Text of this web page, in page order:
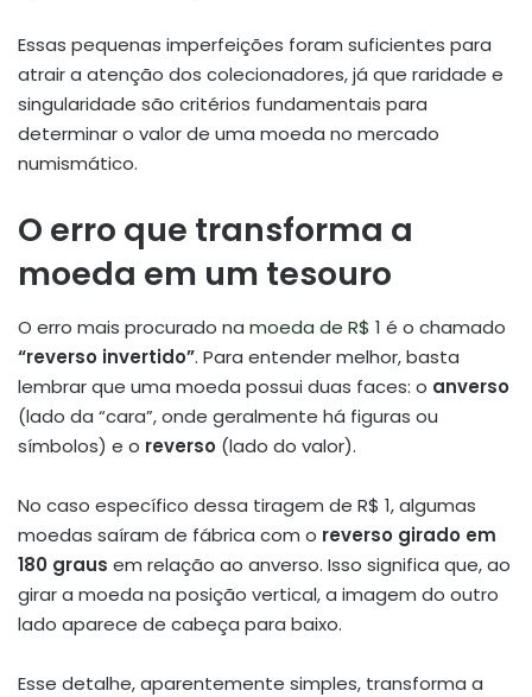
Essas pequenas imperfeições foram suficientes para
atrair a atenção dos colecionadores, já que raridade e
singularidade são critérios fundamentais para
determinar o valor de uma moeda no mercado
numismático.
O erro que transforma a
moeda em um tesouro
O erro mais procurado na moeda de R$ 1 é o chamado
“reverso invertido”. Para entender melhor, basta
lembrar que uma moeda possui duas faces: o anverso
(lado da “cara”, onde geralmente há figuras ou
símbolos) e o reverso (lado do valor).
No caso específico dessa tiragem de R$ 1, algumas
moedas saíram de fábrica com o reverso girado em
180 graus em relação ao anverso. Isso significa que, ao
girar a moeda na posição vertical, a imagem do outro
lado aparece de cabeça para baixo.
Esse detalhe, aparentemente simples, transforma a